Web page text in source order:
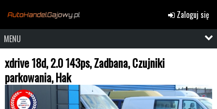
Zaloguj się
MENU
xdrive 18d, 2.0 143ps, Zadbana, Czujniki
parkowania, Hak